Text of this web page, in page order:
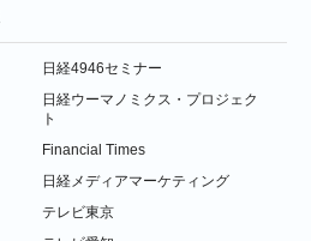
日経4946セミナー
日経ウーマノミクス・プロジェク
ト
Financial Times
日経メディアマーケティング
テレビ東京